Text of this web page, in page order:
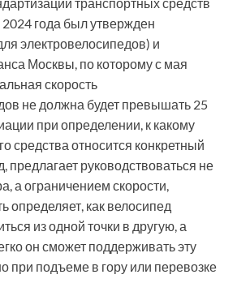
2024 года был утвержден
электровелосипедов) и
Москвы, по которому с мая
скорость
не должна будет превышать 25
при определении, к какому
средства относится конкретный
предлагает руководствоваться не
а ограничением скорости,
определяет, как велосипед
из одной точки в другую, а
он сможет поддерживать эту
при подъеме в гору или перевозке